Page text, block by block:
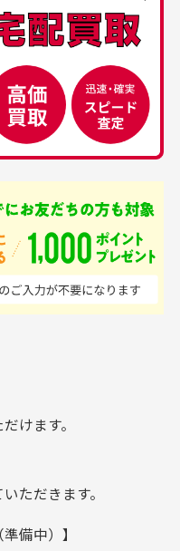
50代男性
安心して中古ウェア
を買えるお店です
おり商品を大切にして
る感が伝わってきまし
「フロント部分に汚
あり」と記載ありまし
。
注意を払っておりま
パーツの強度低下が
す。
発送業務は致しておりま
となります。入金確認後
お振込み期限とさせ
異なっている場合
やダメージがある商品
けます。
ただきます。
備中）】